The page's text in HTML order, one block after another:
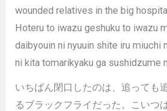
wounded relatives in the big
Hoteru to iwazu geshuku to iwazu
daibyouin ni nyuuin shite iru miuchi
ni kita tomarikyaku ga sushidzume
いちばん閉口したのは、追っても
るブラックフライだった。こいつ